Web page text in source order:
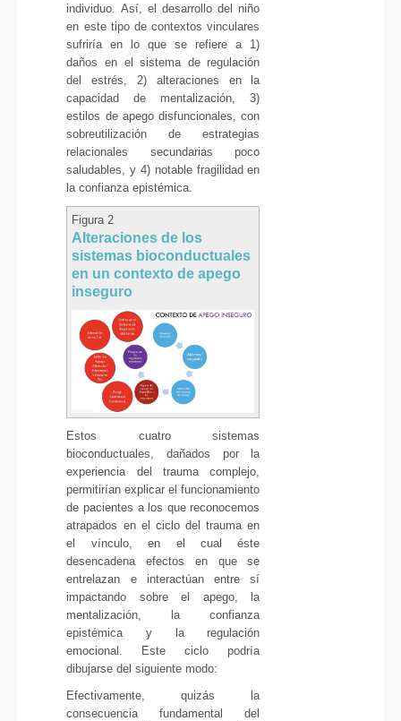
individuo. Así, el desarrollo del niño
en este tipo de contextos vinculares
sufriría en lo que se refiere a 1)
daños en el sistema de regulación
del estrés, 2) alteraciones en la
capacidad de mentalización, 3)
estilos de apego disfuncionales, con
sobreutilización de estrategias
relacionales secundarias poco
saludables, y 4) notable fragilidad en
la confianza epistémica.
Figura 2
Alteraciones de los
sistemas bioconductuales
en un contexto de apego
inseguro
Estos cuatro sistemas
bioconductuales, dañados por la
experiencia del trauma complejo,
permitirían explicar el funcionamiento
de pacientes a los que reconocemos
atrapados en el ciclo del trauma en
el vínculo, en el cual éste
desencadena efectos en que se
entrelazan e interactúan entre sí
impactando sobre el apego, la
mentalización, la confianza
epistémica y la regulación
emocional. Este ciclo podría
dibujarse del siguiente modo:
Efectivamente, quizás la
consecuencia fundamental del